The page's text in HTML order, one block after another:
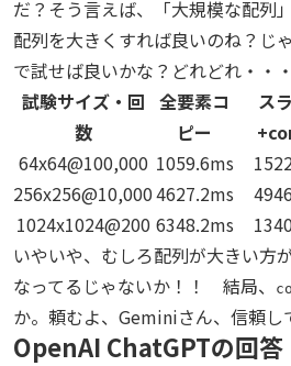
だ？そう言えば、「大規模な配列
配列を大きくすれば良いのね？じ
で試せば良いかな？どれどれ・・・
試験サイズ・回
数
全要素コ
ピー
ス
64x64@100,000 1059.6ms
256x256@10,0004627.2ms
1024x1024@200 6348.2ms
いやいや、むしろ配列が大きい方
なってるじゃないか！！ 結局、
か。頼むよ、Geminiさん、信頼し
OpenAI ChatGPTの回答